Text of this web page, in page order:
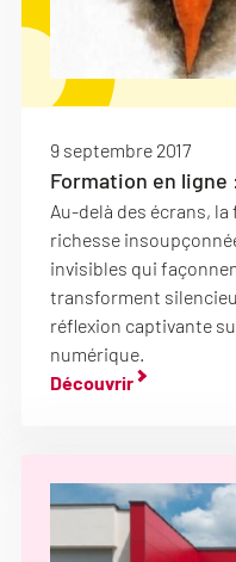
9 septembre 2017
Formation en ligne
Au-delà des écrans,
richesse
invisibles qui
transforment
réflexion captivante
numérique.
Découvrir